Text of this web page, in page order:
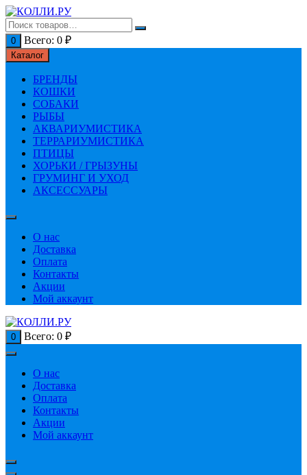
Перейти
к
содержимому
0 Всего: 0 ₽
Каталог
БРЕНДЫ
КОШКИ
СОБАКИ
РЫБЫ
АКВАРИУМИСТИКА
ТЕРРАРИУМИСТИКА
ПТИЦЫ
ХОРЬКИ / ГРЫЗУНЫ
ГРУМИНГ И УХОД
АКСЕССУАРЫ
О нас
Доставка
Оплата
Контакты
Акции
Мой аккаунт
0 Всего: 0 ₽
О нас
Доставка
Оплата
Контакты
Акции
Мой аккаунт